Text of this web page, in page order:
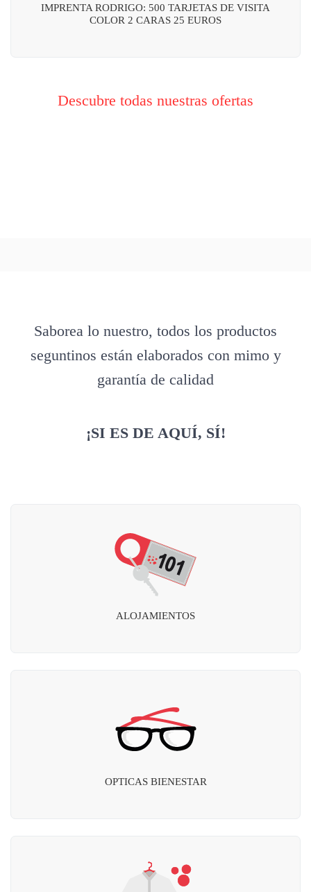
IMPRENTA RODRIGO: 500 TARJETAS DE VISITA
COLOR 2 CARAS 25 EUROS
Descubre todas nuestras ofertas
Saborea lo nuestro, todos los productos
seguntinos están elaborados con mimo y
garantía de calidad
¡SI ES DE AQUÍ, SÍ!
ALOJAMIENTOS
OPTICAS BIENESTAR